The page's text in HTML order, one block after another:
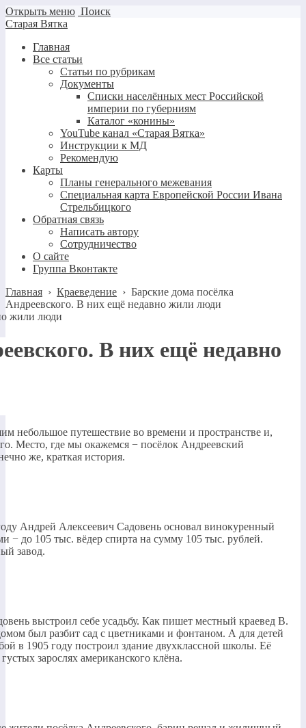
Открыть меню Поиск
Старая Вятка
Главная
Все статьи
Статьи по рубрикам
Документы
Списки населённых мест Российской
империи по губерниям
Каталог «конины»
YouTube канал «Старая Вятка»
Инструкции к МД
Рекомендую
Карты
Планы генерального межевания
Специальная карта Европейской России Ивана
Стрельбицкого
Обратная связь
Написать автору
Сотрудничество
О сайте
Группа Вконтакте
Главная › Краеведение › Барские дома посёлка
Андреевского. В них ещё недавно жили люди
В них ещё недавно
небольшое путешествие во времени и пространстве и,
Место, где мы окажемся − посёлок Андреевский
же, краткая история.
Андрей Алексеевич Садовень основал винокуренный
− до 105 тыс. вёдер спирта на сумму 105 тыс. рублей.
завод.
выстроил себе усадьбу. Как пишет местный краевед В.
был разбит сад с цветниками и фонтаном. А для детей
в 1905 году построил здание двухклассной школы. Её
зарослях американского клёна.